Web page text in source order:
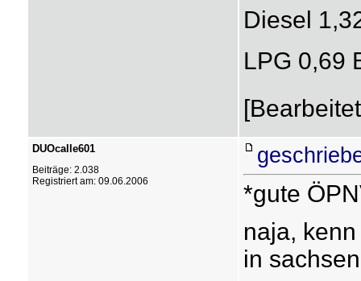
Diesel
LPG
DUOcalle601
Beiträge: 2.038
Registriert am: 09.06.2006
*gute
naja,
in